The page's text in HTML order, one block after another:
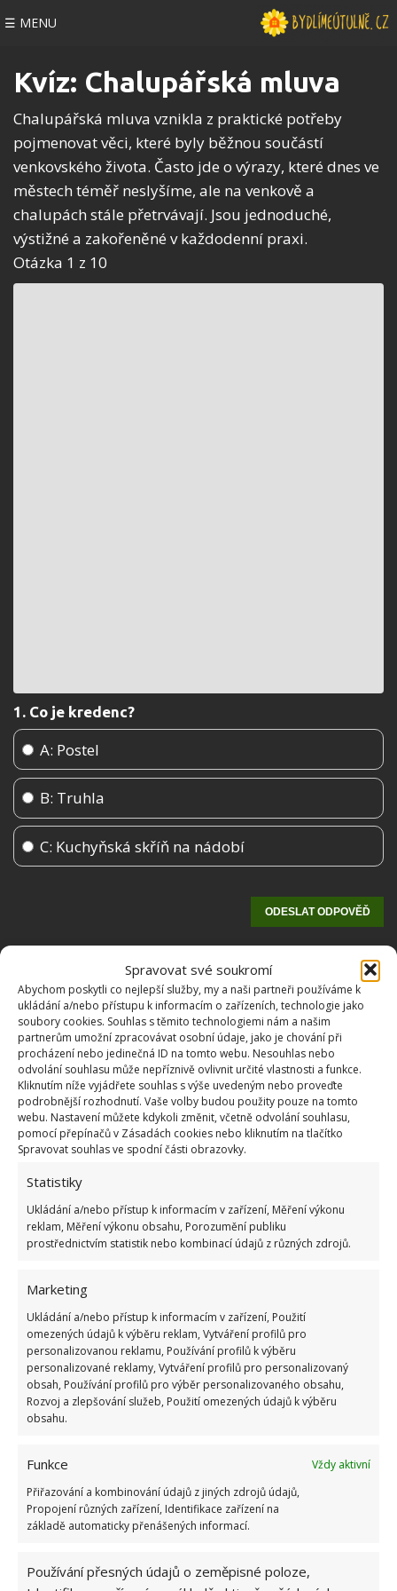
Spravovat své soukromí
Abychom poskytli co nejlepší služby, my a naši partneři používáme k
ukládání a/nebo přístupu k informacím o zařízeních, technologie jako
soubory cookies. Souhlas s těmito technologiemi nám a našim
partnerům umožní zpracovávat osobní údaje, jako je chování při
procházení nebo jedinečná ID na tomto webu. Nesouhlas nebo
odvolání souhlasu může nepříznivě ovlivnit určité vlastnosti a funkce.
Kliknutím níže vyjádřete souhlas s výše uvedeným nebo proveďte
podrobnější rozhodnutí. Vaše volby budou použity pouze na tomto
webu. Nastavení můžete kdykoli změnit, včetně odvolání souhlasu,
pomocí přepínačů v Zásadách cookies nebo kliknutím na tlačítko
Spravovat souhlas ve spodní části obrazovky.
Statistiky
Ukládání a/nebo přístup k informacím v zařízení, Měření výkonu
reklam, Měření výkonu obsahu, Porozumění publiku
prostřednictvím statistik nebo kombinací údajů z různých zdrojů.
Marketing
Ukládání a/nebo přístup k informacím v zařízení, Použití
omezených údajů k výběru reklam, Vytváření profilů pro
personalizovanou reklamu, Používání profilů k výběru
personalizované reklamy, Vytváření profilů pro personalizovaný
obsah, Používání profilů pro výběr personalizovaného obsahu,
Rozvoj a zlepšování služeb, Použití omezených údajů k výběru
obsahu.
Funkce
Vždy aktivní
Přiřazování a kombinování údajů z jiných zdrojů údajů,
Propojení různých zařízení, Identifikace zařízení na
základě automaticky přenášených informací.
Používání přesných údajů o zeměpisné poloze,
☰ MENU
Kvíz: Chalupářská mluva
Chalupářská mluva vznikla z praktické potřeby
pojmenovat věci, které byly běžnou součástí
venkovského života. Často jde o výrazy, které dnes ve
městech téměř neslyšíme, ale na venkově a
chalupách stále přetrvávají. Jsou jednoduché,
výstižné a zakořeněné v každodenní praxi.
Otázka 1 z 10
1. Co je kredenc?
A: Postel
B: Truhla
C: Kuchyňská skříň na nádobí
OBLÍBENÉ ČLÁNKY
Pokuta až 10 000 Kč hrozí za nesprávné sekání i
nesekání trávy. Záleží i na prostředku a lokaci
Kvíz na téma pionýrské tábory za socialismu:
Kdo je zažil, bez problému získá 12 ze 12 bodů
12.5.2026
komunismu: 10 retro otázek ukáže, kdo má
dobrý přehled
23.6.2026
Retro kvíz o oblíbených autech v dobách